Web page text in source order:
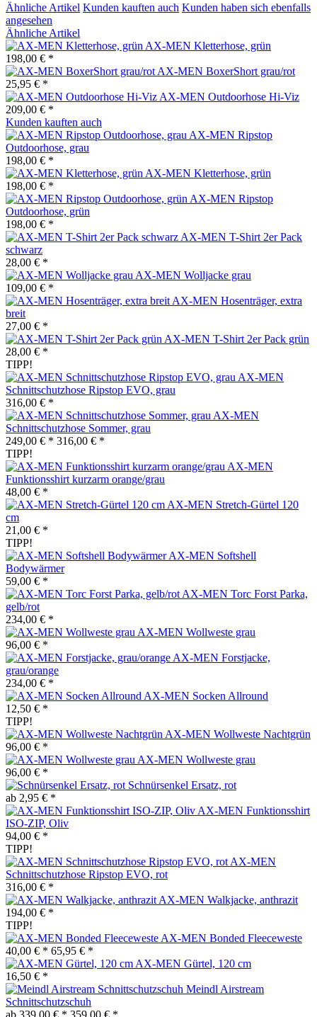
Ähnliche Artikel Kunden kauften auch Kunden haben sich ebenfalls
angesehen
Ähnliche Artikel
AX-MEN Kletterhose, grün
198,00 € *
AX-MEN BoxerShort grau/rot
25,95 € *
AX-MEN Outdoorhose Hi-Viz
209,00 € *
Kunden kauften auch
AX-MEN Ripstop
Outdoorhose, grau
198,00 € *
AX-MEN Kletterhose, grün
198,00 € *
AX-MEN Ripstop
Outdoorhose, grün
198,00 € *
AX-MEN T-Shirt 2er Pack
schwarz
28,00 € *
AX-MEN Wolljacke grau
109,00 € *
AX-MEN Hosenträger, extra
breit
27,00 € *
AX-MEN T-Shirt 2er Pack grün
28,00 € *
TIPP!
AX-MEN
Schnittschutzhose Ripstop EVO, grau
316,00 € *
AX-MEN
Schnittschutzhose Sommer, grau
249,00 € * 316,00 € *
TIPP!
AX-MEN
Funktionsshirt kurzarm orange/grau
48,00 € *
AX-MEN Stretch-Gürtel 120
cm
21,00 € *
TIPP!
AX-MEN Softshell
Bodywärmer
59,00 € *
AX-MEN Torc Forst Parka,
gelb/rot
234,00 € *
AX-MEN Wollweste grau
96,00 € *
AX-MEN Forstjacke,
grau/orange
234,00 € *
AX-MEN Socken Allround
12,50 € *
TIPP!
AX-MEN Wollweste Nachtgrün
96,00 € *
AX-MEN Wollweste grau
96,00 € *
Schnürsenkel Ersatz, rot
ab 2,95 € *
AX-MEN Funktionsshirt
ISO-ZIP, Oliv
94,00 € *
TIPP!
AX-MEN
Schnittschutzhose Ripstop EVO, rot
316,00 € *
AX-MEN Walkjacke, anthrazit
194,00 € *
TIPP!
AX-MEN Bonded Fleeceweste
40,00 € * 65,95 € *
AX-MEN Gürtel, 120 cm
16,50 € *
Meindl Airstream
Schnittschutzschuh
ab 339,00 € * 359,00 € *